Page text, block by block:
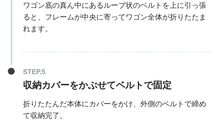
ワゴン底の真ん中にあるループ状のベルトを上に引っ張
ると、フレームが中央に寄ってワゴン全体が折りたたま
れます。
収納カバーをかぶせてベルトで固定
折りたたんだ本体にカバーをかけ、外側のベルトで締め
て収納完了。